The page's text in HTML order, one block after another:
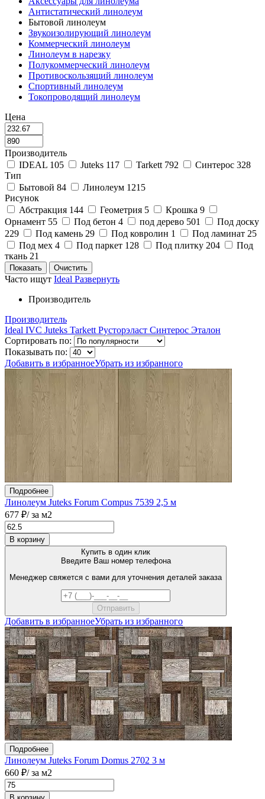
Антистатический линолеум
Бытовой линолеум
Звукоизолирующий линолеум
Коммерческий линолеум
Линолеум в нарезку
Полукоммерческий линолеум
Противоскользящий линолеум
Спортивный линолеум
Токопроводящий линолеум
Цена
Производитель
IDEAL 105 Juteks 117 Tarkett 792 Синтерос 328
Тип
Бытовой 84 Линолеум 1215
Рисунок
Абстракция 144 Геометрия 5 Крошка 9
Орнамент 55 Под бетон 4 под дерево 501
Под доску
229
Под камень 29 Под ковролин 1 Под ламинат 25
Под мех 4 Под паркет 128 Под плитку 204
Под
ткань 21
Часто ищут Ideal Развернуть
Производитель
Производитель
Ideal IVC Juteks Tarkett Русторэласт Синтерос Эталон
Сортировать по:
Показывать по:
Добавить в избранноеУбрать из избранного
Подробнее
Линолеум Juteks Forum Compus 7539 2,5 м
677 ₽/ за м2
В корзину
Купить в один клик
Введите Ваш номер телефона
Менеджер свяжется с вами для уточнения деталей заказа
Добавить в избранноеУбрать из избранного
Подробнее
Линолеум Juteks Forum Domus 2702 3 м
660 ₽/ за м2